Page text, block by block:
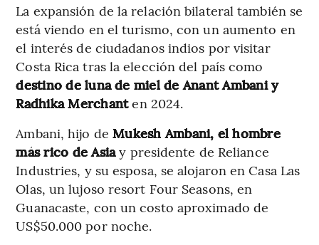
La expansión de la relación bilateral también se
está viendo en el turismo, con un aumento en
el interés de ciudadanos indios por visitar
Costa Rica tras la elección del país como
destino de luna de miel de Anant Ambani y
Radhika Merchanten 2024.
Ambani, hijo de Mukesh Ambani, el hombre
más rico de Asiay presidente de Reliance
Industries, y su esposa, se alojaron en Casa Las
Olas, un lujoso resort Four Seasons, en
Guanacaste, con un costo aproximado de
US$50.000 por noche.